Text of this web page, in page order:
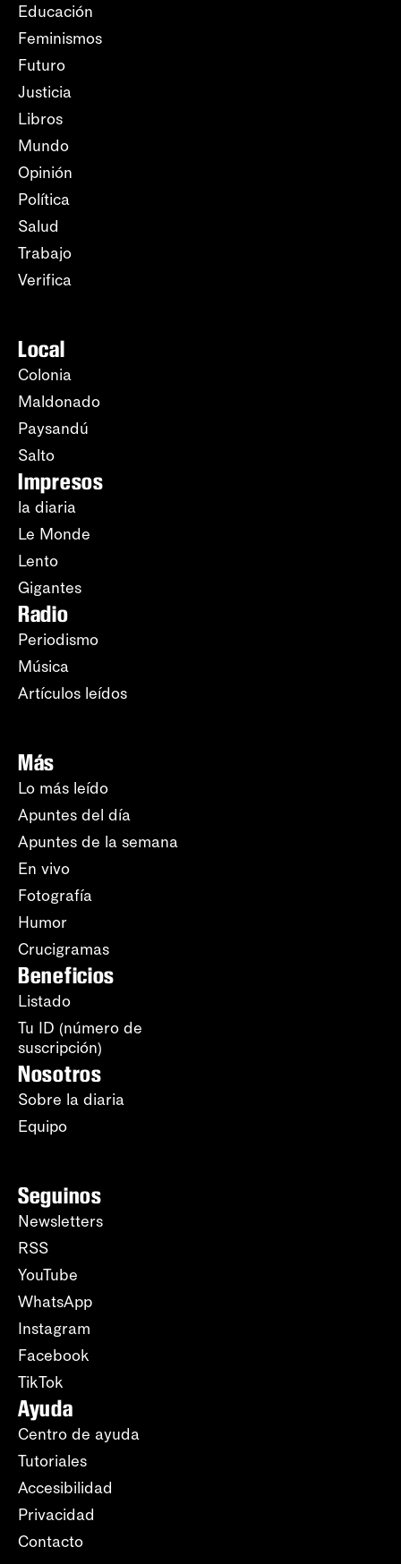
Educación
Feminismos
Futuro
Justicia
Libros
Mundo
Opinión
Política
Salud
Trabajo
Verifica
Local
Colonia
Maldonado
Paysandú
Salto
Impresos
la diaria
Le Monde
Lento
Gigantes
Radio
Periodismo
Música
Artículos leídos
Más
Lo más leído
Apuntes del día
Apuntes de la semana
En vivo
Fotografía
Humor
Crucigramas
Beneficios
Listado
Tu ID (número de
suscripción)
Nosotros
Sobre la diaria
Equipo
Seguinos
Newsletters
RSS
YouTube
WhatsApp
Instagram
Facebook
TikTok
Ayuda
Centro de ayuda
Tutoriales
Accesibilidad
Privacidad
Contacto